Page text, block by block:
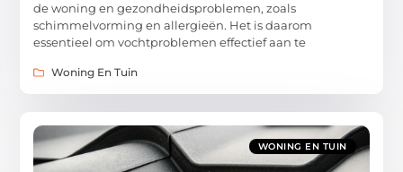
de woning en gezondheidsproblemen, zoals
schimmelvorming en allergieën. Het is daarom
essentieel om vochtproblemen effectief aan te
Woning En Tuin
WONING EN TUIN